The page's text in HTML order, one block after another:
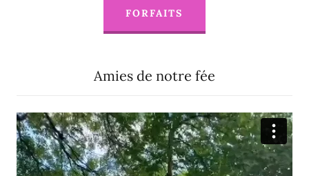
FORFAITS
Amies de notre fée